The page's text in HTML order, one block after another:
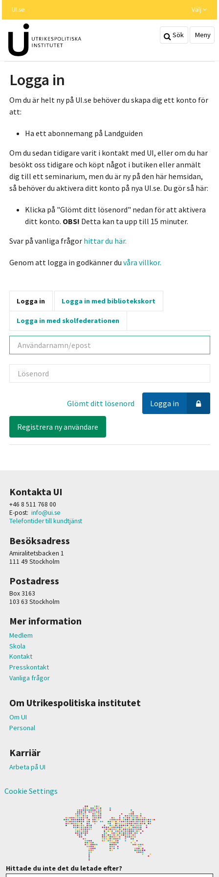
huvudinnehållet
UI.se Välj
Sök Meny
Logga in
Om du är helt ny på UI.se behöver du skapa dig ett konto för
att:
Ha ett abonnemang på Landguiden
Om du sedan tidigare varit i kontakt med UI, eller om du har
besökt oss tidigare och köpt något i butiken eller anmält
dig till ett seminarium, men du är ny på den här hemsidan,
så behöver du aktivera ditt konto på nya UI.se. Du gör så här:
Klicka på "Glömt ditt lösenord" nedan för att aktivera
ditt konto. OBS! Detta kan ta upp till 15 minuter.
Svar på vanliga frågor hittar du här.
Genom att logga in godkänner du våra villkor.
Logga in Logga in med bibliotekskort
Logga in med skolfederationen
Användarnamn
Lösenord
Logga in
Glömt ditt lösenord
Registrera ny användare
Kontakta UI
+46 8 511 768 00
E-post: info@ui.se
Telefontider till kundtjänst
Besöksadress
Amiralitetsbacken 1
111 49 Stockholm
Postadress
Box 3163
103 63 Stockholm
Mer information
Medlem
Skola
Kontakt
Presskontakt
Vanliga frågor
Om Utrikespolitiska institutet
Om UI
Personal
Karriär
Arbeta på UI
Cookie Settings
Hittade du inte det du letade efter?